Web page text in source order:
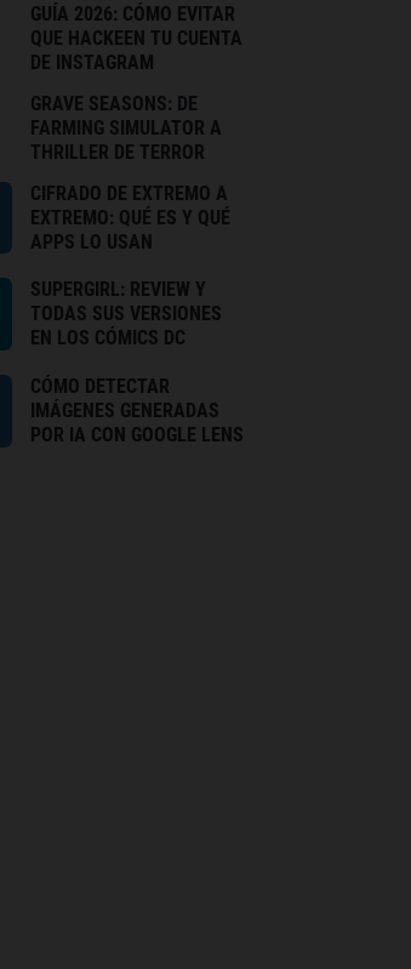
GUÍA 2026: CÓMO EVITAR
QUE HACKEEN TU CUENTA
DE INSTAGRAM
GRAVE SEASONS: DE
FARMING SIMULATOR A
THRILLER DE TERROR
CIFRADO DE EXTREMO A
EXTREMO: QUÉ ES Y QUÉ
APPS LO USAN
SUPERGIRL: REVIEW Y
TODAS SUS VERSIONES
EN LOS CÓMICS DC
CÓMO DETECTAR
IMÁGENES GENERADAS
POR IA CON GOOGLE LENS